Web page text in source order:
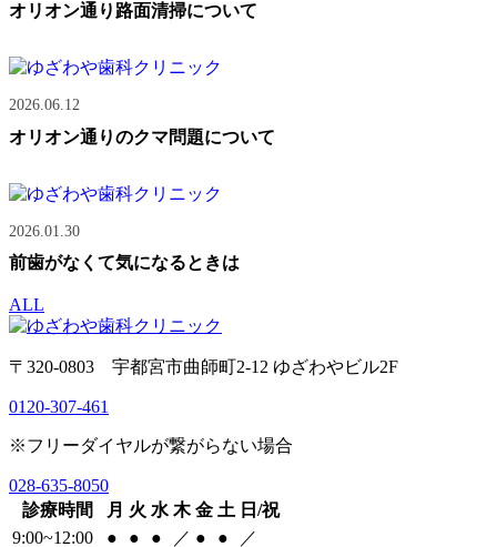
オリオン通り路面清掃について
2026.06.12
オリオン通りのクマ問題について
2026.01.30
前歯がなくて気になるときは
ALL
〒320-0803 宇都宮市曲師町2-12 ゆざわやビル2F
0120-307-461
※フリーダイヤルが繋がらない場合
028-635-8050
診療時間
月 火 水 木 金 土 日/祝
9:00~12:00
● ● ● ／ ● ●
／